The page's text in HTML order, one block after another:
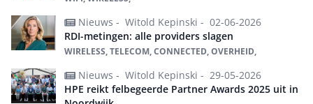
Nieuws - Witold Kepinski - 02-06-2026
RDI-metingen: alle providers slagen
WIRELESS, TELECOM, CONNECTED, OVERHEID,
Nieuws - Witold Kepinski - 29-05-2026
HPE reikt felbegeerde Partner Awards 2025 uit in